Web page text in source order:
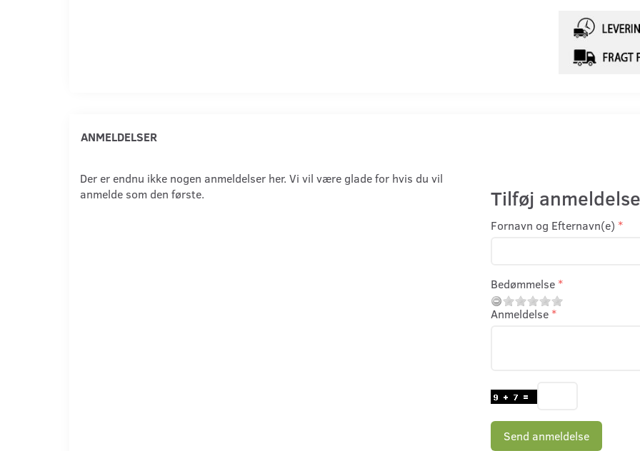
ANMELDELSER
Der er endnu ikke nogen anmeldelser her. Vi vil være glade for hvis du vil
anmelde som den første.
Tilføj
Fornavn og Efternavn(e)
Bedømmelse
Anmeldelse
Send anmeldelse